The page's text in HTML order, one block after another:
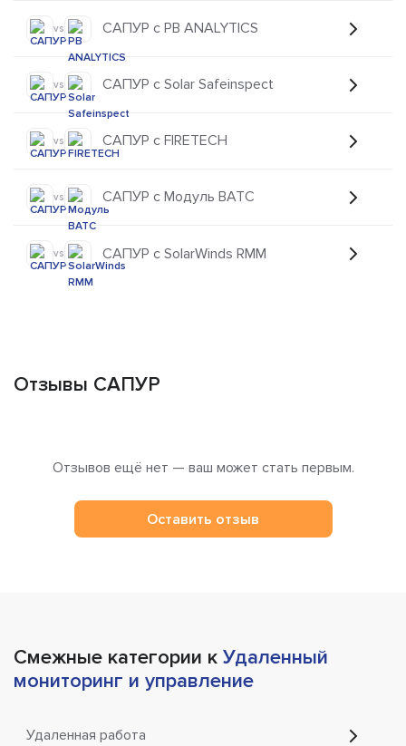
vs САПУР с PB ANALYTICS
vs САПУР с Solar Safeinspect
vs САПУР с FIRETECH
vs САПУР с Модуль ВАТС
vs САПУР с SolarWinds RMM
Отзывы САПУР
Отзывов ещё нет — ваш может стать первым.
Оставить отзыв
Смежные категории к Удаленный
мониторинг и управление
Удаленная работа